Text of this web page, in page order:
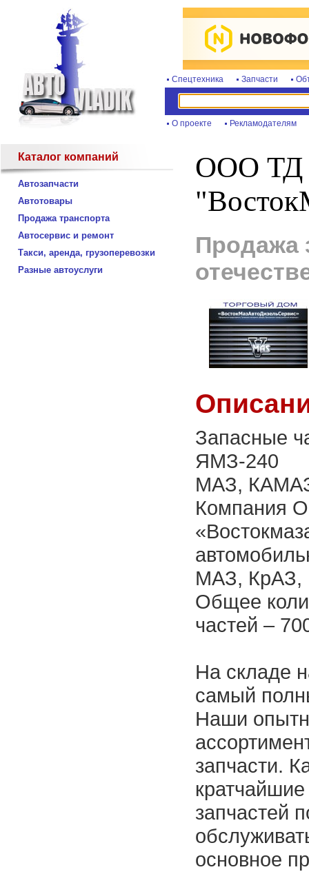
Спецтехника Запчасти
О проекте Рекламодателям
Каталог компаний
Автозапчасти
Автотовары
Продажа транспорта
Автосервис и ремонт
Такси, аренда, грузоперевозки
Разные автоуслуги
ООО ТД
Продажа
Запасные
ЯМЗ-240
МАЗ,
Компания
МАЗ, КрАЗ,
Общее
частей –
На складе
самый
Наши
запчасти.
запчастей
основное